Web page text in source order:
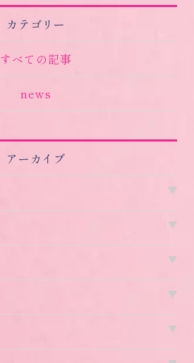
カテゴリー
すべての記事
news
アーカイブ